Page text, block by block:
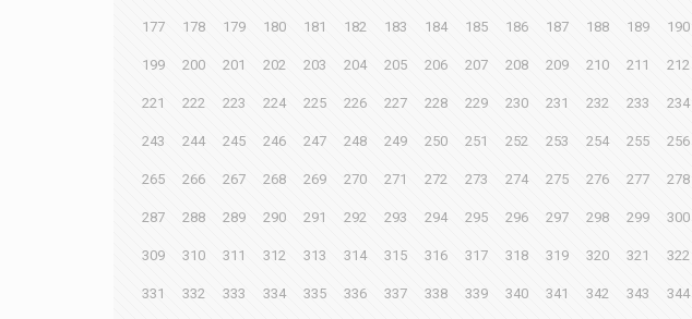
177 178 179 180 181 182 183 184 185 186 187 188 189 190
199 200 201 202 203 204 205 206 207 208 209 210 211 212
221 222 223 224 225 226 227 228 229 230 231 232 233 234
243 244 245 246 247 248 249 250 251 252 253 254 255 256
265 266 267 268 269 270 271 272 273 274 275 276 277 278
287 288 289 290 291 292 293 294 295 296 297 298 299 300
309 310 311 312 313 314 315 316 317 318 319 320 321 322
331 332 333 334 335 336 337 338 339 340 341 342 343 344